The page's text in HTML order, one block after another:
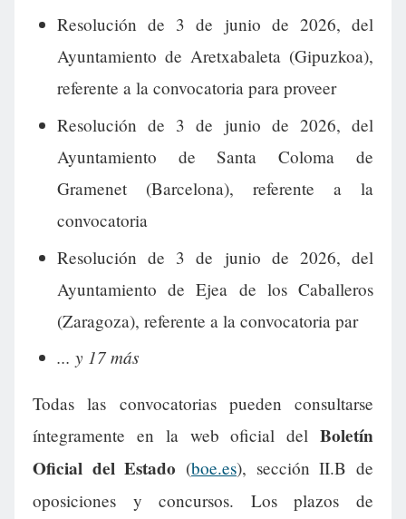
Resolución de 3 de junio de 2026, del
Ayuntamiento de Aretxabaleta (Gipuzkoa),
referente a la convocatoria para proveer
Resolución de 3 de junio de 2026, del
Ayuntamiento de Santa Coloma de
Gramenet (Barcelona), referente a la
convocatoria
Resolución de 3 de junio de 2026, del
Ayuntamiento de Ejea de los Caballeros
(Zaragoza), referente a la convocatoria par
... y 17 más
Todas las convocatorias pueden consultarse
íntegramente en la web oficial del Boletín
Oficial del Estado (boe.es), sección II.B de
oposiciones y concursos. Los plazos de